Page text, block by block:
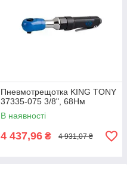
Пневмотрещотка KING TONY
37335-075 3/8", 68Нм
В наявності
4 437,96 ₴ 4 931,07 ₴